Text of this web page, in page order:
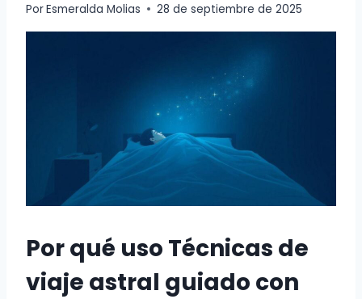
PorEsmeralda Molias 28 de septiembre de 2025
Por qué uso Técnicas de
viaje astral guiado con